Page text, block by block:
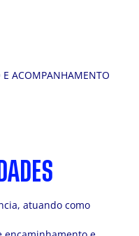
ACOMPANHAMENTO
atuando como